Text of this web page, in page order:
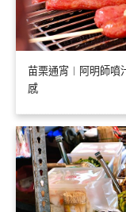
苗栗通宵︱阿明師噴
感